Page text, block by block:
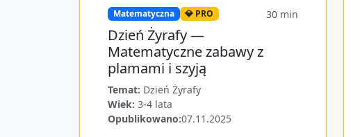
Matematyczna 💎 PRO 30 min
Dzień Żyrafy —
Matematyczne zabawy z
plamami i szyją
Temat: Dzień Żyrafy
Wiek: 3-4 lata
Opublikowano:07.11.2025